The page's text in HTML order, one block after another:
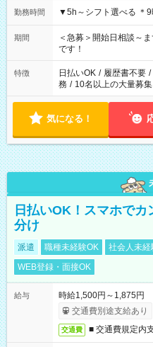
勤務時間 ▼5h
期間
＜急募＞開始日相談～
です！
特徴 日払いOK / 履歴書不要 /
務 / 10名以上の大量募集
気になる！
日払いOK！スマホで
分け
派遣 職種未経験OK 社会人未経
WEB登録・面接OK
給与
時給1,500円～1,875円
交通費別途支給あり
交通費 ■ 交通費規定内